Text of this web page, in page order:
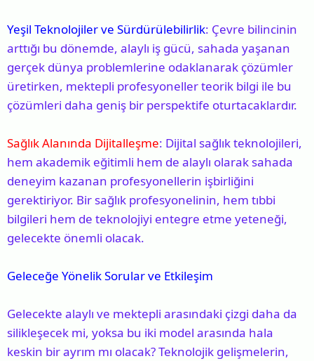
Yeşil Teknolojiler ve Sürdürülebilirlik: Çevre bilincinin
arttığı bu dönemde, alaylı iş gücü, sahada yaşanan
gerçek dünya problemlerine odaklanarak çözümler
üretirken, mektepli profesyoneller teorik bilgi ile bu
çözümleri daha geniş bir perspektife oturtacaklardır.
Sağlık Alanında Dijitalleşme: Dijital sağlık teknolojileri,
hem akademik eğitimli hem de alaylı olarak sahada
deneyim kazanan profesyonellerin işbirliğini
gerektiriyor. Bir sağlık profesyonelinin, hem tıbbi
bilgileri hem de teknolojiyi entegre etme yeteneği,
gelecekte önemli olacak.
Geleceğe Yönelik Sorular ve Etkileşim
Gelecekte alaylı ve mektepli arasındaki çizgi daha da
silikleşecek mi, yoksa bu iki model arasında hala
keskin bir ayrım mı olacak? Teknolojik gelişmelerin,